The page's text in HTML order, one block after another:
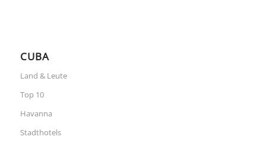
CUBA
Land & Leute
Top 10
Havanna
Stadthotels